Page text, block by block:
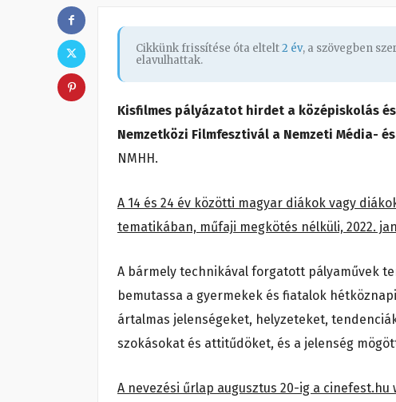
Cikkünk frissítése óta eltelt2 év, a szövegben
elavulhattak.
Kisfilmes pályázatot hirdet a középiskolás
Nemzetközi Filmfesztivál a Nemzeti Média-
NMHH.
A 14 és 24 év közötti magyar diákok vagy
tematikában, műfaji megkötés nélküli, 2022.
A bármely technikával forgatott pályaművek
bemutassa a gyermekek és fiatalok
ártalmas jelenségeket, helyzeteket,
szokásokat és attitűdöket, és a jelenség
A nevezési űrlap augusztus 20-ig a